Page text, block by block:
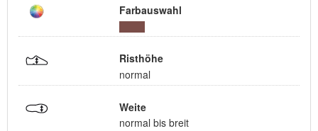
Farbauswahl
Risthöhe
normal
Weite
normal bis breit